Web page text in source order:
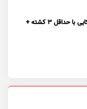
تیراندازی در رستوران آمریکایی با حداقل ۳ کشته +